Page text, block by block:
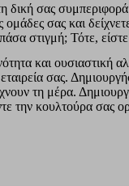
δική σας
σας και
στιγμή; Τότε,
και
σας.
τη μέρα.
την κουλτούρα σας